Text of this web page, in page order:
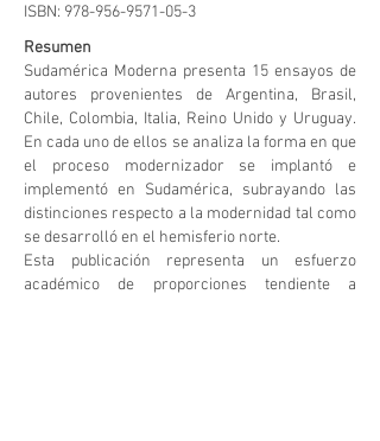
Resumen
Sudamérica Moderna presenta 15 ensayos de
autores provenientes de Argentina, Brasil,
Chile, Colombia, Italia, Reino Unido y Uruguay.
En cada uno de ellos se analiza la forma en que
el proceso modernizador se implantó e
implementó en Sudamérica, subrayando las
distinciones respecto a la modernidad tal como
se desarrolló en el hemisferio norte.
Esta publicación representa un esfuerzo
académico de proporciones tendiente a
ISBN: 978-956-9571-05-3